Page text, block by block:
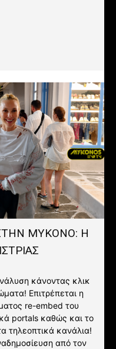
ΜΥΚΟΝΟ: Η
κάνοντας κλικ
Επιτρέπεται η
re-embed του
portals καθώς και το
τηλεοπτικά κανάλια!
από τον